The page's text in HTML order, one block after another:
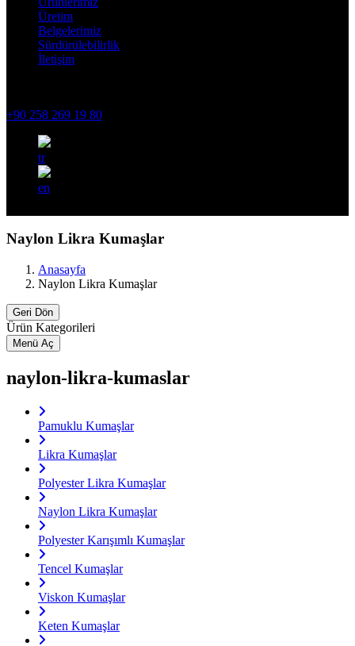
Üretim
Belgelerimiz
Sürdürülebilirlik
İletişim
+90 258 269 19 80
tr
en
Naylon Likra Kumaşlar
Anasayfa
Naylon Likra Kumaşlar
Geri Dön
Ürün Kategorileri
Menü Aç
naylon-likra-kumaslar
Pamuklu Kumaşlar
Likra Kumaşlar
Polyester Likra Kumaşlar
Naylon Likra Kumaşlar
Polyester Karışımlı Kumaşlar
Tencel Kumaşlar
Viskon Kumaşlar
Keten Kumaşlar